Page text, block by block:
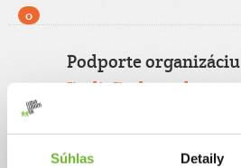
Súhlas Detaily
0
Podporte organizáciu
ĽudiaĽudom.sk
Jednorazový